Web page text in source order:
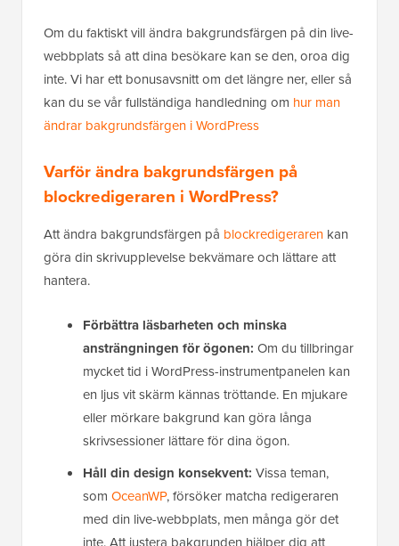
Om du faktiskt vill ändra bakgrundsfärgen på din live-
webbplats så att dina besökare kan se den, oroa dig
inte. Vi har ett bonusavsnitt om det längre ner, eller så
kan du se vår fullständiga handledning om hur man
ändrar bakgrundsfärgen i WordPress
Varför ändra bakgrundsfärgen på
blockredigeraren i WordPress?
Att ändra bakgrundsfärgen på blockredigeraren kan
göra din skrivupplevelse bekvämare och lättare att
hantera.
Förbättra läsbarheten och minska
ansträngningen för ögonen: Om du tillbringar
mycket tid i WordPress-instrumentpanelen kan
en ljus vit skärm kännas tröttande. En mjukare
eller mörkare bakgrund kan göra långa
skrivsessioner lättare för dina ögon.
Håll din design konsekvent: Vissa teman,
som OceanWP, försöker matcha redigeraren
med din live-webbplats, men många gör det